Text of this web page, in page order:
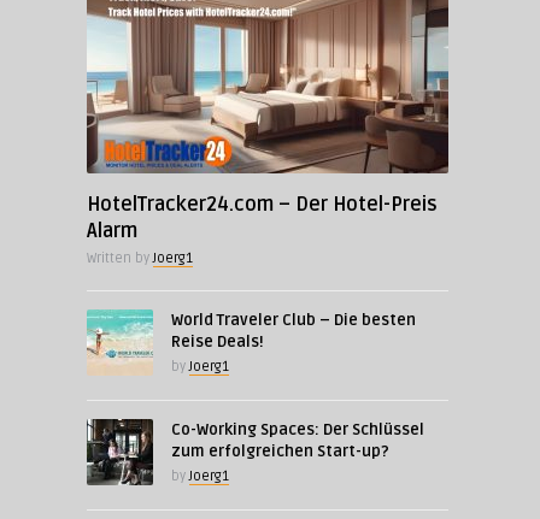
HotelTracker24.com – Der Hotel-Preis
Alarm
Written byJoerg1
World Traveler Club – Die besten
Reise Deals!
byJoerg1
Co-Working Spaces: Der Schlüssel
zum erfolgreichen Start-up?
byJoerg1